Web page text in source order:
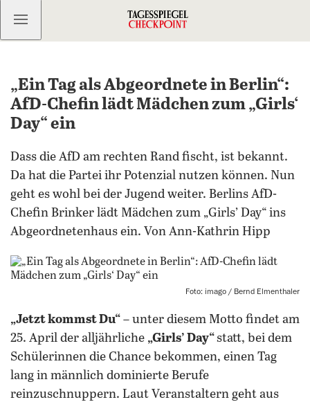
Kostenlos anmelden
„Ein Tag als Abgeordnete in Berlin“:
AfD-Chefin lädt Mädchen zum „Girls‘
Day“ ein
Dass die AfD am rechten Rand fischt, ist bekannt.
Da hat die Partei ihr Potenzial nutzen können. Nun
geht es wohl bei der Jugend weiter. Berlins AfD-
Chefin Brinker lädt Mädchen zum „Girls’ Day“ ins
Abgeordnetenhaus ein. Von Ann-Kathrin Hipp
Foto: imago / Bernd Elmenthaler
„Jetzt kommst Du“ – unter diesem Motto findet am
25. April der alljährliche „Girls’ Day“statt, bei dem
Schülerinnen die Chance bekommen, einen Tag
lang in männlich dominierte Berufe
reinzuschnuppern. Laut Veranstaltern geht aus